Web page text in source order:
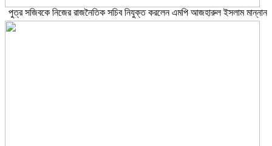
পুত্র সজিবকে নিজের রাজনৈতিক সচিব নিযুক্ত করলেন এমপি আজহারুল ইসলাম মান্নান